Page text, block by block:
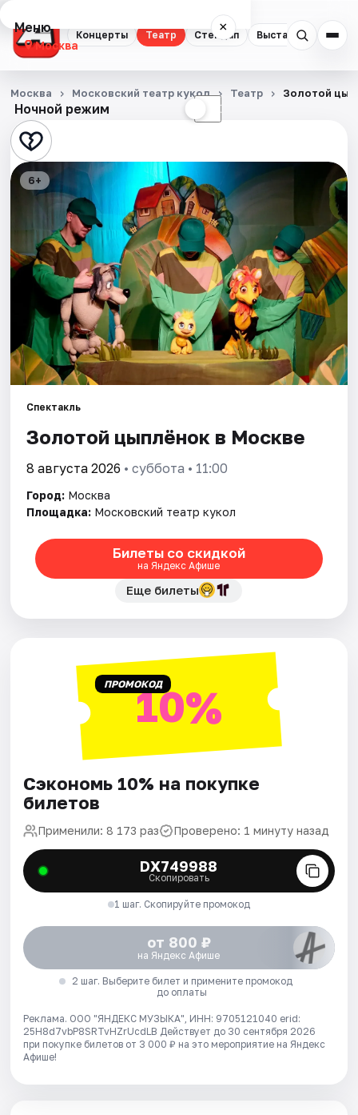
Концерты Театр Стендап Выставки
Меню ×
Москва
Концерты
Театр
Стендап
Выставки
Квесты
Экскурсии
Спорт
События
Города
Площадки
Артисты
Рейтинги
Ночной режим ☾
Москва Московский театр кукол Театр Золотой
6+
Спектакль
Золотой цыплёнок в Москве
8 августа 2026 • суббота • 11:00
Город: Москва
Площадка: Московский театр кукол
Билеты со скидкой
на Яндекс Афише
Еще билеты
ПРОМОКОД10%
Сэкономь 10% на покупке
билетов
Применили: 8 173 раз Проверено: 1 минуту назад
DX749988
Скопировать
1 шаг. Скопируйте промокод
от 800 ₽
на Яндекс Афише
2 шаг. Выберите билет и примените промокод
до оплаты
Реклама. ООО "ЯНДЕКС МУЗЫКА", ИНН: 9705121040 erid:
25H8d7vbP8SRTvHZrUcdLB Действует до 30 сентября 2026
при покупке билетов от 3 000 ₽ на это мероприятие на Яндекс
Афише!